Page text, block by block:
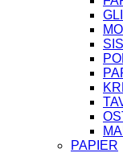
PAPIER